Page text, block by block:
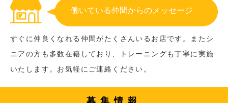
働いている仲間からのメッセージ
すぐに仲良くなれる仲間がたくさんいるお店です。またシ
ニアの方も多数在籍しており、トレーニングも丁寧に実施
いたします。お気軽にご連絡ください。